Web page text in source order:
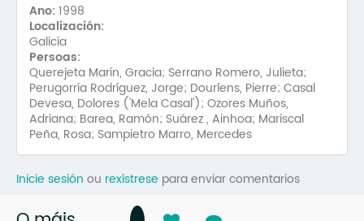
Ano: 1998
Localización:
Galicia
Persoas:
Querejeta Marín, Gracia; Serrano Romero, Julieta;
Perugorría Rodríguez, Jorge; Dourlens, Pierre; Casal
Devesa, Dolores ('Mela Casal'); Ozores Muños,
Adriana; Barea, Ramón; Suárez , Ainhoa; Mariscal
Peña, Rosa; Sampietro Marro, Mercedes
Inicie sesión ou rexístrese para enviar comentarios